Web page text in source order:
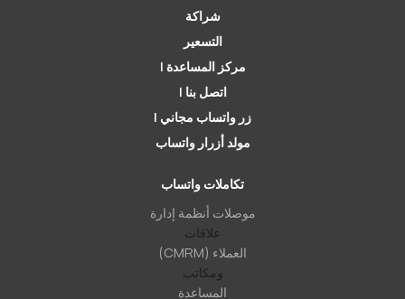
شراكة
التسعير
مركز المساعدة |
اتصل بنا |
زر واتساب مجاني |
مولد أزرار واتساب
تكاملات واتساب
موصلات أنظمة إدارة
علاقات
العملاء (CMRM)
ومكاتب
المساعدة